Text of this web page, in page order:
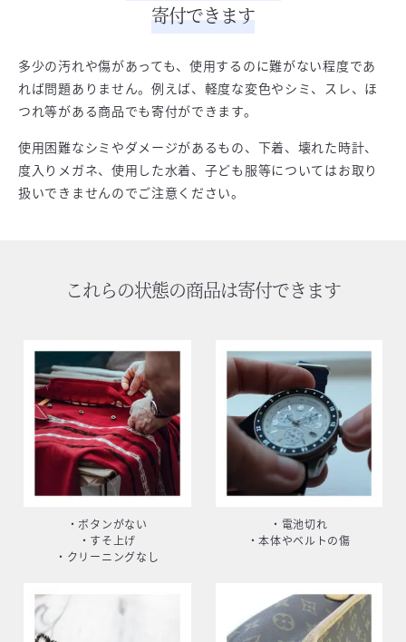
寄付できます
多少の汚れや傷があっても、使用するのに難がない程度であ
れば問題ありません。例えば、軽度な変色やシミ、スレ、ほ
つれ等がある商品でも寄付ができます。
使用困難なシミやダメージがあるもの、下着、壊れた時計、
度入りメガネ、使用した水着、子ども服等についてはお取り
扱いできませんのでご注意ください。
これらの状態の商品は寄付できます
・ボタンがない
・すそ上げ
・クリーニングなし
・電池切れ
・本体やベルトの傷